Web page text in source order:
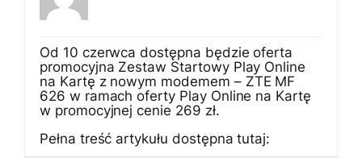
Od 10 czerwca dostępna będzie oferta
promocyjna Zestaw Startowy Play Online
na Kartę z nowym modemem – ZTE MF
626 w ramach oferty Play Online na Kartę
w promocyjnej cenie 269 zł.
Pełna treść artykułu dostępna tutaj: